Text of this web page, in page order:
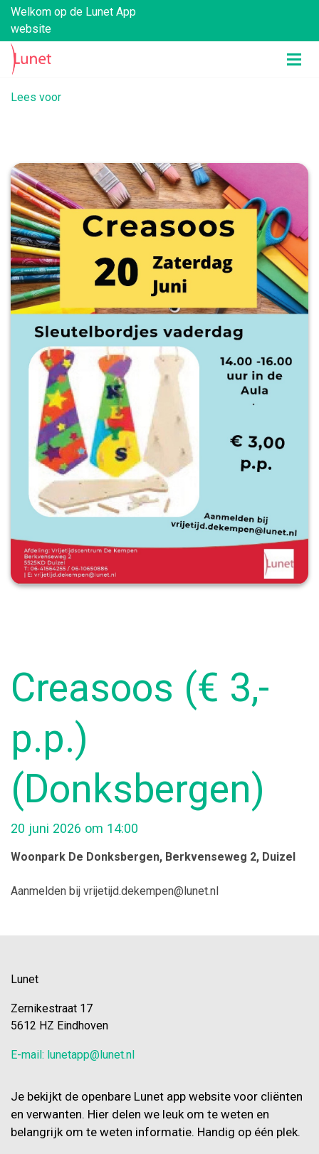
Welkom op de Lunet App
website
Lees voor
Creasoos (€ 3,-
p.p.)
(Donksbergen)
20 juni 2026 om 14:00
Woonpark De Donksbergen, Berkvenseweg 2, Duizel
Aanmelden bij vrijetijd.dekempen@lunet.nl
Lunet
Zernikestraat 17
5612 HZ Eindhoven
E-mail: lunetapp@lunet.nl
Je bekijkt de openbare Lunet app website voor cliënten
en verwanten. Hier delen we leuk om te weten en
belangrijk om te weten informatie. Handig op één plek.